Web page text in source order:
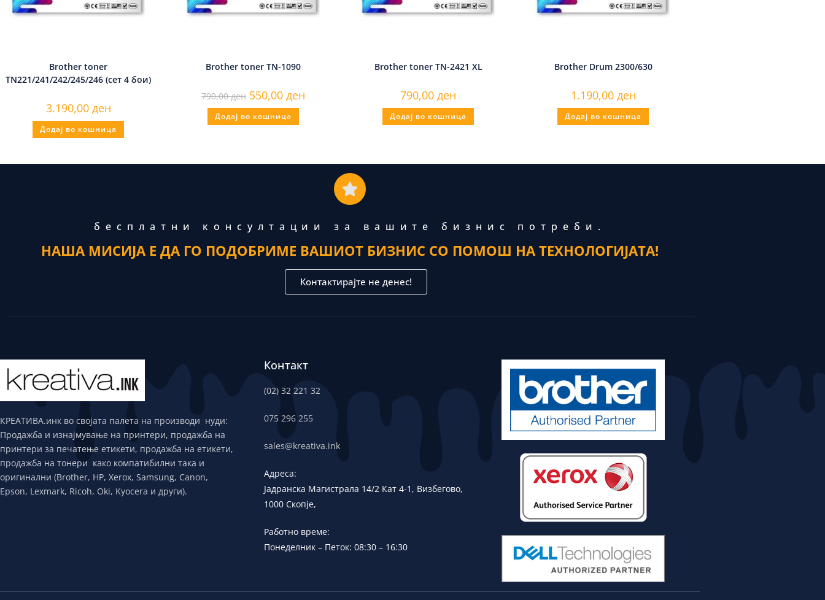
Brother toner
TN221/241/242/245/246 (сет 4 бои)
3.190,00 ден
Додај во кошница
Brother toner TN-1090
790,00ден 550,00 ден
Додај во кошница
Brother toner TN-2421 XL
790,00 ден
Додај во кошница
Brother Drum 2300/630
1.190,00 ден
Додај во кошница
бесплатни консултации за вашите бизнис потреби.
НАША МИСИЈА Е ДА ГО ПОДОБРИМЕ ВАШИОТ БИЗНИС СО ПОМОШ НА ТЕХНОЛОГИЈАТА!
Контактирајте не денес!
КРЕАТИВА.инк во својата палета на производи нуди:
Продажба и изнајмување на принтери, продажба на
принтери за печатење етикети, продажба на етикети,
продажба на тонери како компатибилни така и
оригинални (Brother, HP, Xerox, Samsung, Canon,
Epson, Lexmark, Ricoh, Oki, Kyocera и други).
Контакт
(02) 32 221 32
075 296 255
sales@kreativa.ink
Адреса:
Јадранска Магистрала 14/2 Кат 4-1, Визбегово,
1000 Скопје,
Работно време:
Понеделник – Петок: 08:30 – 16:30